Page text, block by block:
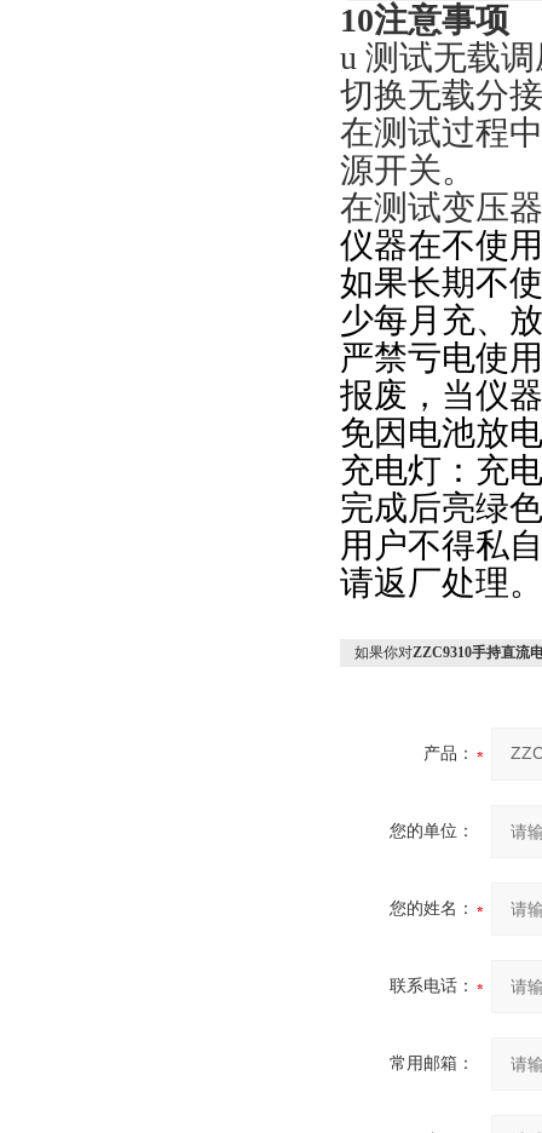
10注意事项
u 测试无载
切换无载分
在测试过程
源开关。
在测试变压
仪器在不使
如果长期不
少每月充、
严禁亏电使
报废，当仪
免因电池放
充电灯：充
完成后亮绿
用户不得私
请返厂处理。
如果你对ZZC9310手持直流
产品：
您的单位：
您的姓名：
联系电话：
常用邮箱：